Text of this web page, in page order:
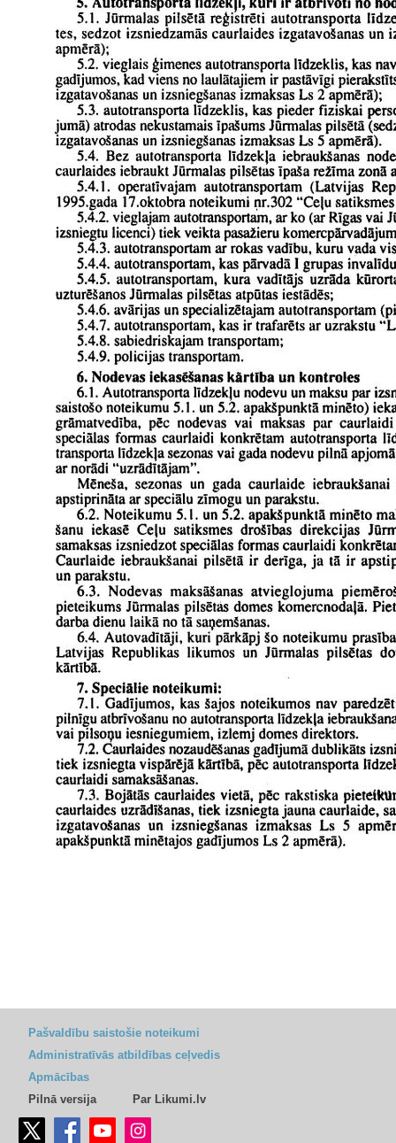
Pašvaldību saistošie noteikumi
Administratīvās atbildības ceļvedis
Apmācības
Pilnā versija
Par Likumi.lv